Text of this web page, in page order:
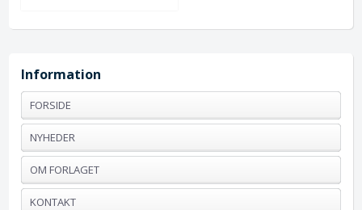
Information
FORSIDE
NYHEDER
OM FORLAGET
KONTAKT